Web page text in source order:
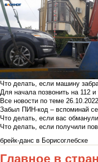
Что делать, если машину
Для начала позвонить на 112
Все новости по теме 26.10.2022
Забыл ПИН-код – вспоминай
Что делать, если вас
Что делать, если получили
брейк-данс в Борисоглебске
Главное в